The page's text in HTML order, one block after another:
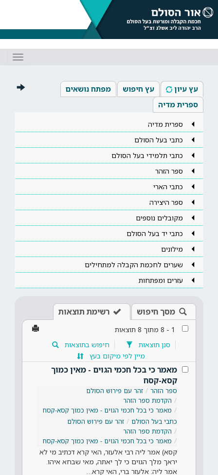
עץ עיון עץ חיפוש
מפתח נושאים
ספרית מדיה
ספרית מדיה
כתבי בעל הסולם
כתבי תלמידי בעל הסולם
ספר הזהר
כתבי הארי
ספר היצירה
מקובלים נוספים
כתבי יד בעל הסולם
מילונים
שערים לחכמת הקבלה למתחילים
עזרים ומפתחות
מסך חיפוש רשימת תוצאות
1
-
8 מתוך 8 תוצאות
סנן תוצאות
חיפוש בתוצאות
מיין לפי מיקום בעץ
מאמר כי בכל חכמי הגוים - מאין כמוך
קסא-קסח
ספר הזהר
זהר עם פירוש הסולם
הקדמת ספר הזהר
מאמר כי בכל חכמי הגוים - מאין כמוך קסא-קסח
כתבי בעל הסולם
זהר עם פירוש הסולם
הקדמת ספר הזהר
מאמר כי בכל חכמי הגוים - מאין כמוך קסא-קסח
קסא) אמר ליה רבי אלעזר, האי קרא דכתיב מי לא
יראך מלך הגוים כי לך יאתה, מאי שבחא איהו.
אמר ליה: אלעזר ברי, האי קרא…